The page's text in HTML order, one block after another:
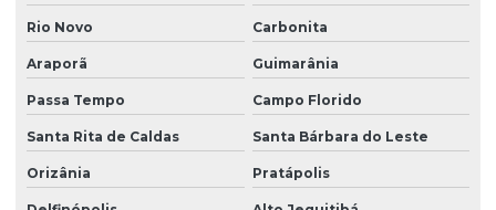
Rio Novo Carbonita
Araporã Guimarânia
Passa Tempo Campo Florido
Santa Rita de Caldas Santa Bárbara do Leste
Orizânia Pratápolis